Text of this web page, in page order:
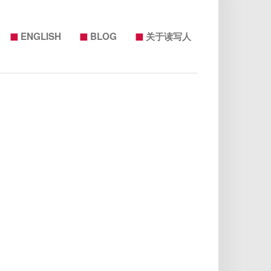
◼ ENGLISH ◼ BLOG ◼ 关于读写人